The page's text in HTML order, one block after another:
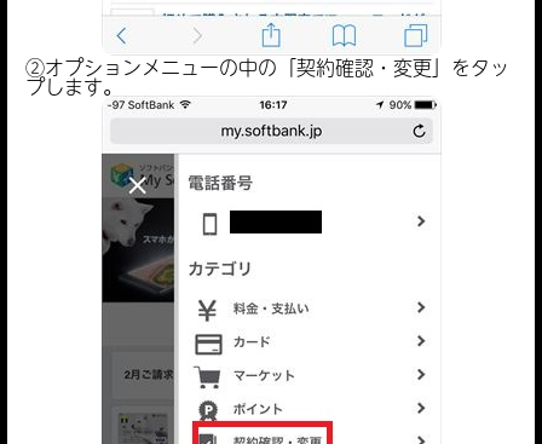
②オプションメニューの中の「契約確認・変更」をタッ
プします。